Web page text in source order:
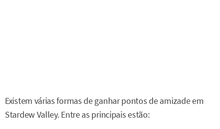
Existem várias formas de ganhar pontos de amizade em
Stardew Valley. Entre as principais estão: